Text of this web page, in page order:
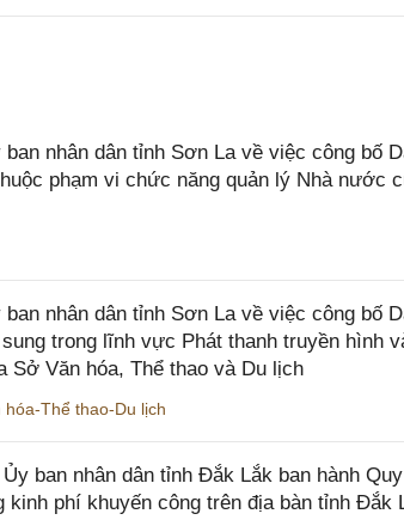
nhân dân tỉnh Sơn La về việc công bố
phạm vi chức năng quản lý Nhà nước
nhân dân tỉnh Sơn La về việc công bố
trong lĩnh vực Phát thanh truyền hình
Văn hóa, Thể thao và Du lịch
hóa-Thể thao-Du lịch
ban nhân dân tỉnh Đắk Lắk ban hành
phí khuyến công trên địa bàn tỉnh Đắk